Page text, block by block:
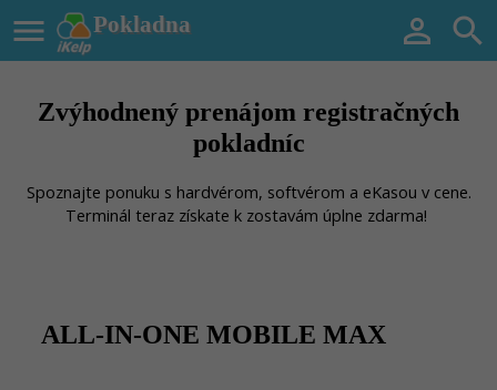
Pokladna
  
Zvýhodnený prenájom registračných
pokladníc
Spoznajte ponuku s hardvérom, softvérom a eKasou v cene.
Terminál teraz získate k zostavám úplne zdarma!
ALL-IN-ONE MOBILE MAX